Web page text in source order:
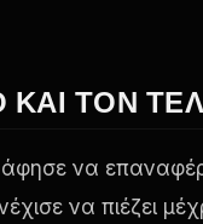
ΤΟΝ
να
να πιέζει